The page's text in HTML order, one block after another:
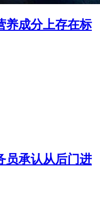
养成分上存在标
员承认从后门进